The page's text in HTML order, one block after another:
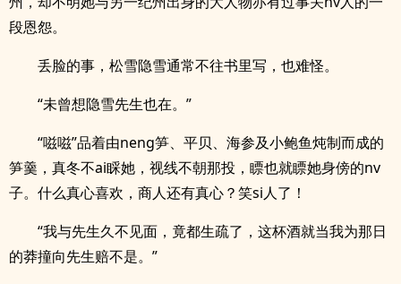
段恩怨。
丢脸的事，松雪隐雪通常不往书里写，也难怪。
“未曾想隐雪先生也在。”
“嗞嗞”品着由neng笋、平贝、海参及小鲍鱼炖制而成的
笋羹，真冬不ai睬她，视线不朝那投，瞟也就瞟她身傍的nv
子。什么真心喜欢，商人还有真心？笑si人了！
“我与先生久不见面，竟都生疏了，这杯酒就当我为那日
的莽撞向先生赔不是。”